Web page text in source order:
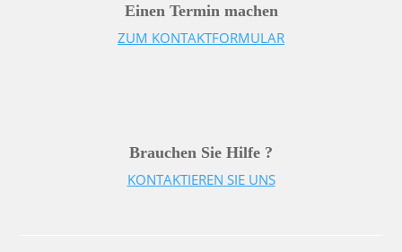
Einen Termin machen
ZUM KONTAKTFORMULAR
Brauchen Sie Hilfe ?
KONTAKTIEREN SIE UNS